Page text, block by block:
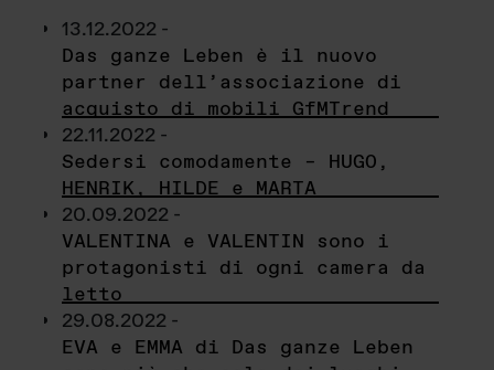
13.12.2022 -
Das ganze Leben è il nuovo
partner dell’associazione di
acquisto di mobili GfMTrend
22.11.2022 -
Sedersi comodamente – HUGO,
HENRIK, HILDE e MARTA
20.09.2022 -
VALENTINA e VALENTIN sono i
protagonisti di ogni camera da
letto
29.08.2022 -
EVA e EMMA di Das ganze Leben